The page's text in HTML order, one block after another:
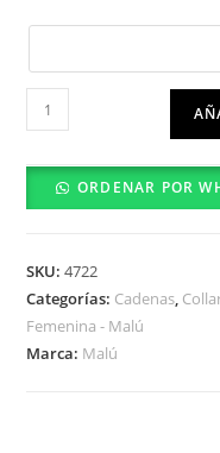
Collar
0302-
46-
ORDENAR POR
SKU:4722
Categorías: Cadenas,
Femenina - Malú
Marca: Malú